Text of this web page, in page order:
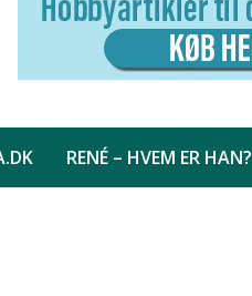
RENÉ – HVEM ER HAN?